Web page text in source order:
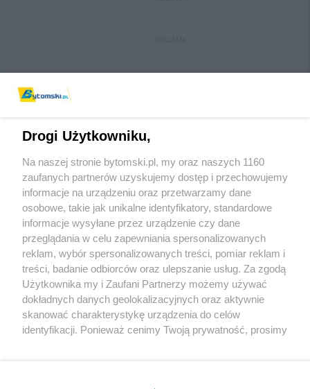
Wydawca mediów lokalnych
Nie zapomnij
zapoznać się z:
polityką prywatności regulamin korzystania z portali
Twojemiasto
Piekary Śląskie
Chorzów
Tarnowskie Góry
Skontaktuj sięz nami
Kontakt
Wydawca
Pogoda
Drogi Użytkowniku,
Na naszej stronie bytomski.pl, my oraz naszych 1160
zaufanych partnerów uzyskujemy dostęp i przechowujemy
informacje na urządzeniu oraz przetwarzamy dane
osobowe, takie jak unikalne identyfikatory, standardowe
informacje wysyłane przez urządzenie czy dane
przeglądania w celu zapewniania spersonalizowanych
reklam, wybór spersonalizowanych treści, pomiar reklam i
treści, badanie odbiorców oraz ulepszanie usług. Za zgodą
Użytkownika my i Zaufani Partnerzy możemy używać
dokładnych danych geolokalizacyjnych oraz aktywnie
skanować charakterystykę urządzenia do celów
identyfikacji. Ponieważ cenimy Twoją prywatność, prosimy